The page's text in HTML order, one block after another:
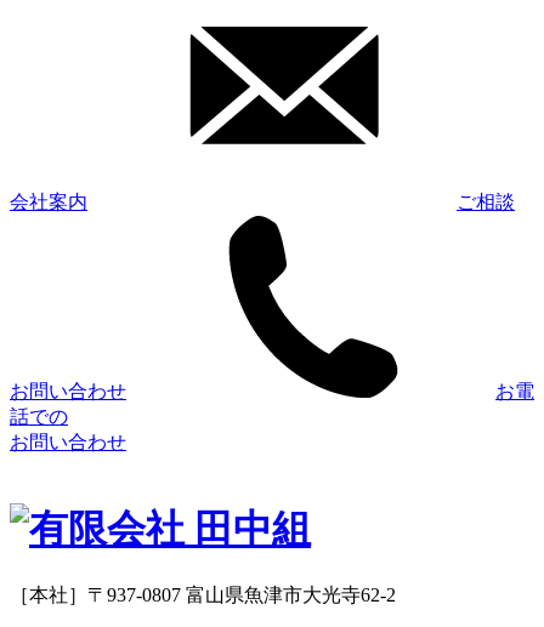
会社案内 ご相談
お問い合わせ
お電
話での
お問い合わせ
［本社］〒937-0807 富山県魚津市大光寺62-2